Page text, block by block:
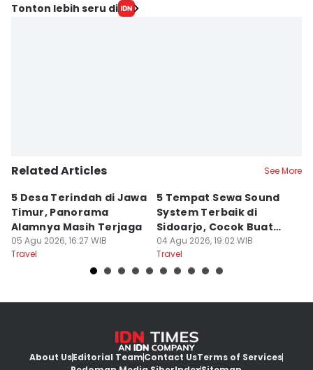
Tonton lebih seru di
Related Articles See More
5 Desa Terindah di Jawa
Timur, Panorama
Alamnya Masih Terjaga
05 Agu 2026, 16:27 WIB
Travel
5 Tempat Sewa Sound
System Terbaik di
Sidoarjo, Cocok Buat
Agustusan
04 Agu 2026, 19:02 WIB
Travel
About UsEditorial TeamContact UsTerms of Services